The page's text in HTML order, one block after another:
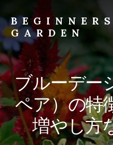
to
content
BEGINNERS
GARDEN
植
物
の
種
類
や
育
て
方
ブルーデー
ペア）の特
増やし方